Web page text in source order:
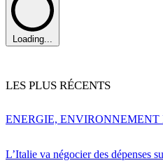
Loading...
LES PLUS RÉCENTS
L’Italie va négocier des dépenses
ENERGIE, ENVIRONNEMENT